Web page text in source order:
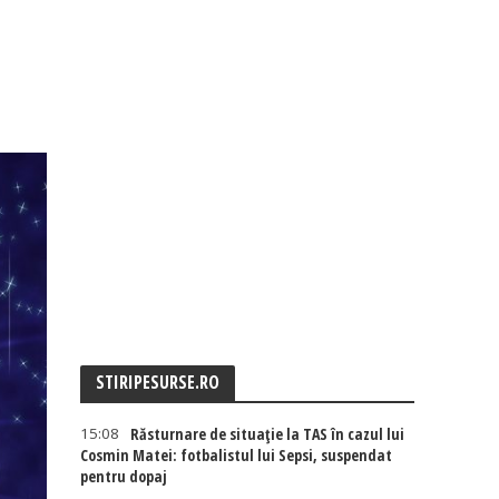
STIRIPESURSE.RO
15:08
Răsturnare de situație la TAS în cazul lui
Cosmin Matei: fotbalistul lui Sepsi, suspendat
pentru dopaj